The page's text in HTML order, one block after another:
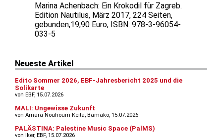
Marina Achenbach: Ein Krokodil für Zagreb.
Edition Nautilus, März 2017, 224 Seiten,
gebunden,19,90 Euro, ISBN: 978-3-96054-
033-5